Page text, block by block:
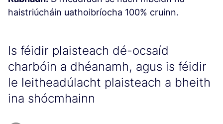
haistriúcháin uathoibríocha 100% cruinn.
Is féidir plaisteach dé-ocsaíd
charbóin a dhéanamh, agus is féidir
le leitheadúlacht plaisteach a bheith
ina shócmhainn